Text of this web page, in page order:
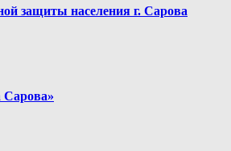
защиты населения г. Сарова